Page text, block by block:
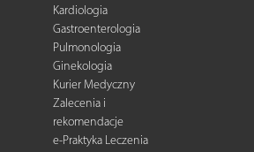
Kardiologia
Gastroenterologia
Pulmonologia
Ginekologia
Kurier Medyczny
Zalecenia i
rekomendacje
e-Praktyka Leczenia